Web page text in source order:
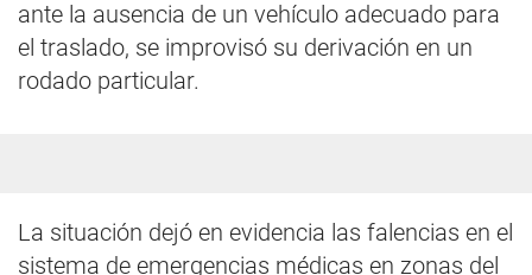
ante la ausencia de un vehículo adecuado para
el traslado, se improvisó su derivación en un
rodado particular.
La situación dejó en evidencia las falencias en el
sistema de emergencias médicas en zonas del